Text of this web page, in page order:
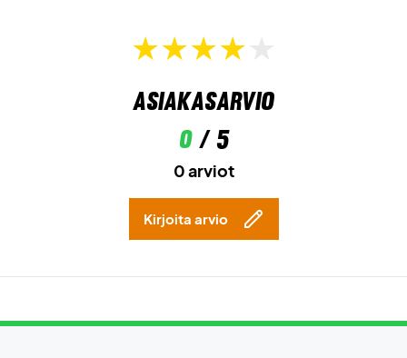
Asiakasarvio
0/ 5
0 arviot
Kirjoita arvio